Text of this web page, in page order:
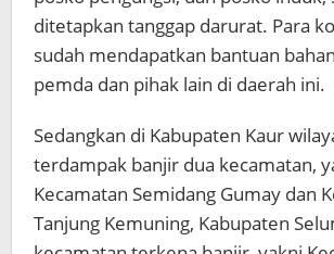
ditetapkan tanggap darurat. Para
sudah mendapatkan bantuan
pemda dan pihak lain di daerah ini.
Sedangkan di Kabupaten Kaur
terdampak banjir dua kecamatan,
Kecamatan Semidang Gumay dan
Tanjung Kemuning, Kabupaten